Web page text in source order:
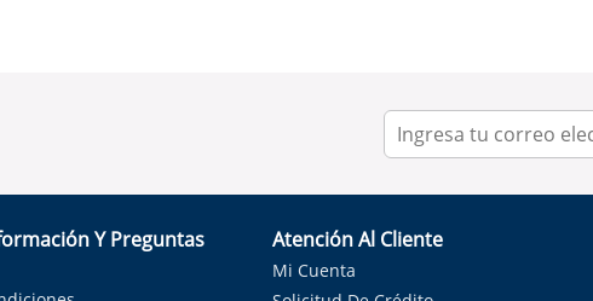
Y Preguntas
Atención Al Cliente
Mi Cuenta